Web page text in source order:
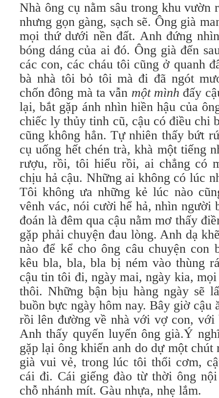
Nhà ông cụ nằm sâu trong khu vườn
nhưng gọn gàng, sạch sẽ. Ông già
mọi thứ dưới nền đất. Anh đứng
bóng dáng của ai đó. Ông già đến
các con, các cháu tôi cũng ở quanh
bà nhà tôi bỏ tôi mà đi đã ngót
chốn đông mà ta vẫn một mình đấy
lại, bắt gặp ánh nhìn hiền hậu của
chiếc ly thủy tinh cũ, cậu có điều chi
cũng không hẳn. Tự nhiên thấy bứt
cụ uống hết chén trà, khà một tiếng
rượu, rồi, tôi hiểu rồi, ai chẳng có
chịu hả cậu. Những ai không có lúc
Tôi không ưa những kẻ lúc nào
vênh vác, nói cười hể hả, nhìn người
đoán là đêm qua cậu nằm mơ thấy
gặp phải chuyện đau lòng. Anh dạ
nào để kể cho ông câu chuyện con
kêu bla, bla, bla bị ném vào thùng
cậu tin tôi đi, ngày mai, ngày kia,
thôi. Những bận bịu hàng ngày sẽ
buồn bực ngày hôm nay. Bây giờ cậu
rồi lên đường về nhà với vợ con, với
Anh thấy quyến luyến ông già.Ý
gặp lại ông khiến anh do dự một
già vui vẻ, trong lúc tôi thổi cơm,
cái đi. Cái giếng đào từ thời ông
chỗ nhánh mít. Gàu nhựa, nhẹ lắm.